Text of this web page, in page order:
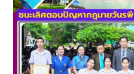
วิทยา
เดือน
สิงหาคม
2567